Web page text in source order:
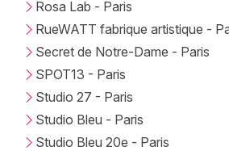
Rosa Lab - Paris
RueWATT fabrique artistique -
Secret de Notre-Dame - Paris
SPOT13 - Paris
Studio 27 - Paris
Studio Bleu - Paris
Studio Bleu 20e - Paris